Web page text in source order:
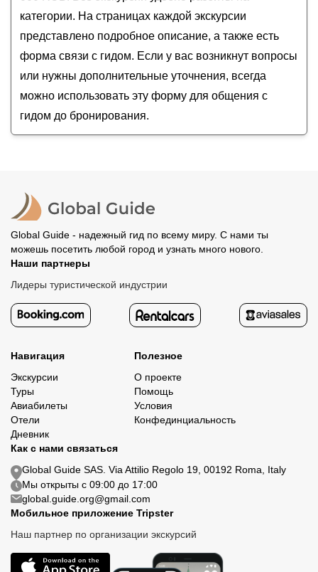
категории. На страницах каждой экскурсии
представлено подробное описание, а также есть
форма связи с гидом. Если у вас возникнут вопросы
или нужны дополнительные уточнения, всегда
можно использовать эту форму для общения с
гидом до бронирования.
Global Guide - надежный гид по всему миру. С нами ты
можешь посетить любой город и узнать много нового.
Наши партнеры
Лидеры туристической индустрии
Навигация
Экскурсии
Туры
Авиабилеты
Отели
Дневник
Полезное
О проекте
Помощь
Условия
Конфединциальность
Как с нами связаться
Global Guide SAS. Via Attilio Regolo 19, 00192 Roma, Italy
Мы открыты с 09:00 до 17:00
global.guide.org@gmail.com
Мобильное приложение Tripster
Наш партнер по организации экскурсий